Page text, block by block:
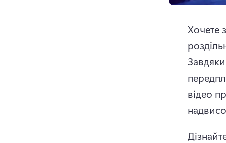
Хочете
відео